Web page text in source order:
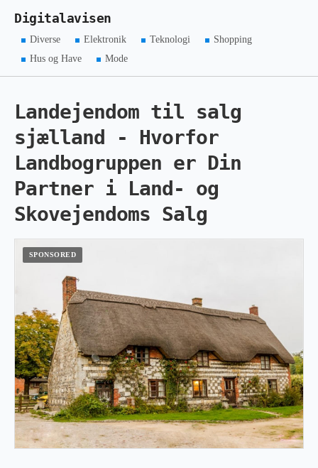
Digitalavisen
Diverse Elektronik Teknologi
Shopping
Hus og Have
Mode
Landejendom til salg
sjælland - Hvorfor
Landbogruppen er Din
Partner i Land- og
Skovejendoms Salg